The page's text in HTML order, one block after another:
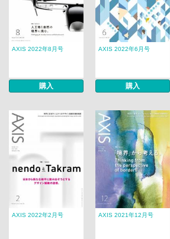
AXIS 2022年8月号
購入
AXIS 2022年6月号
購入
AXIS 2022年2月号 AXIS 2021年12月号